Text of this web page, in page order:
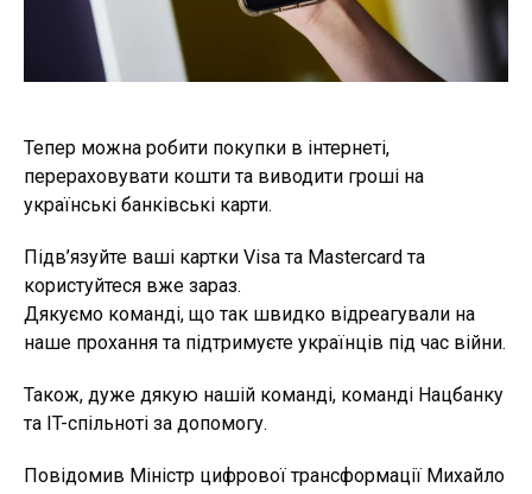
Тепер можна робити покупки в інтернеті,
перераховувати кошти та виводити гроші на
українські банківські карти.
Підв’язуйте ваші картки Visa та Mastercard та
користуйтеся вже зараз.
Дякуємо команді, що так швидко відреагували на
наше прохання та підтримуєте українців під час війни.
Також, дуже дякую нашій команді, команді Нацбанку
та IT-спільноті за допомогу.
Повідомив Міністр цифрової трансформації Михайло